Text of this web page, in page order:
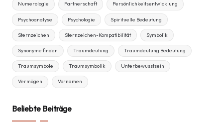
Numerologie Partnerschaft Persönlichkeitsentwicklung
Psychoanalyse Psychologie Spirituelle Bedeutung
Sternzeichen Sternzeichen-Kompatibilität Symbolik
Synonyme finden Traumdeutung Traumdeutung Bedeutung
Traumsymbole Traumsymbolik Unterbewusstsein
Vermögen Vornamen
Beliebte Beiträge